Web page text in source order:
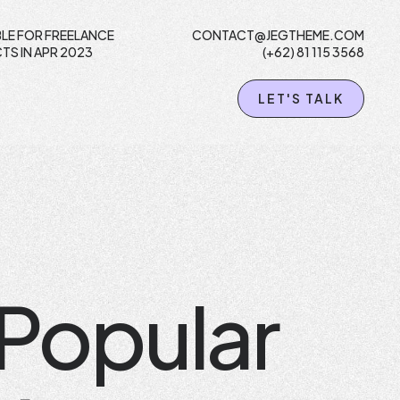
FOR FREELANCE
IN APR 2023
CONTACT@JEGTHEME.COM
(+62) 81 115 3568
LET'S TALK